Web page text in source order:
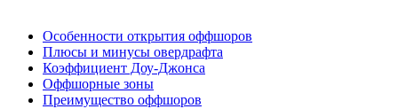
Особенности открытия оффшоров
Плюсы и минусы овердрафта
Коэффициент Доу-Джонса
Оффшорные зоны
Преимущество оффшоров